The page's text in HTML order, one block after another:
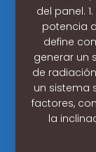
del panel.
potencia
define
generar un
de
un sistema
factores,
la